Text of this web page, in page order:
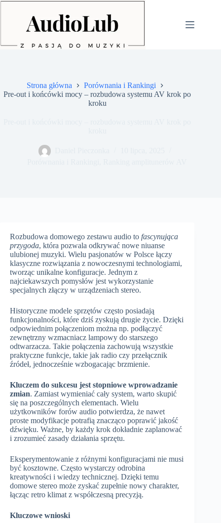
Przejdź
Strona główna
Porównania i Rankingi
Pre-out i końcówki mocy – rozbudowa systemu AV krok po
kroku
Rozbudowa domowego zestawu audio to fascynująca
przygoda, która pozwala odkrywać nowe niuanse
ulubionej muzyki. Wielu pasjonatów w Polsce łączy
klasyczne rozwiązania z nowoczesnymi technologiami,
tworząc unikalne konfiguracje. Jednym z
najciekawszych pomysłów jest wykorzystanie
specjalnych złączy w urządzeniach stereo.
Historyczne modele sprzętów często posiadają
funkcjonalności, które dziś zyskują drugie życie. Dzięki
odpowiednim połączeniom można np. podłączyć
zewnętrzny wzmacniacz lampowy do starszego
odtwarzacza. Takie połączenia zachowują wszystkie
praktyczne funkcje, takie jak radio czy przełącznik
źródeł, jednocześnie wzbogacając brzmienie.
Kluczem do sukcesu jest stopniowe wprowadzanie
zmian. Zamiast wymieniać cały system, warto skupić
się na poszczególnych elementach. Wielu
użytkowników forów audio potwierdza, że nawet
proste modyfikacje potrafią znacząco poprawić jakość
dźwięku. Ważne, by każdy krok dokładnie zaplanować
i zrozumieć zasady działania sprzętu.
Eksperymentowanie z różnymi konfiguracjami nie musi
być kosztowne. Często wystarczy odrobina
kreatywności i wiedzy technicznej. Dzięki temu
domowe stereo może zyskać zupełnie nowy charakter,
łącząc retro klimat z współczesną precyzją.
Kluczowe wnioski